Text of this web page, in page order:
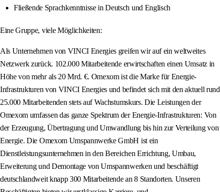
Fließende Sprachkenntnisse in Deutsch und Englisch
Eine Gruppe, viele Möglichkeiten:
Als Unternehmen von VINCI Energies greifen wir auf ein weltweites
Netzwerk zurück. 102.000 Mitarbeitende erwirtschaften einen Umsatz in
Höhe von mehr als 20 Mrd. €. Omexom ist die Marke für Energie-
Infrastrukturen von VINCI Energies und befindet sich mit den aktuell rund
25.000 Mitarbeitenden stets auf Wachstumskurs. Die Leistungen der
Omexom umfassen das ganze Spektrum der Energie-Infrastrukturen: Von
der Erzeugung, Übertragung und Umwandlung bis hin zur Verteilung von
Energie. Die Omexom Umspannwerke GmbH ist ein
Dienstleistungsunternehmen in den Bereichen Errichtung, Umbau,
Erweiterung und Demontage von Umspannwerken und beschäftigt
deutschlandweit knapp 300 Mitarbeitende an 8 Standorten. Unseren